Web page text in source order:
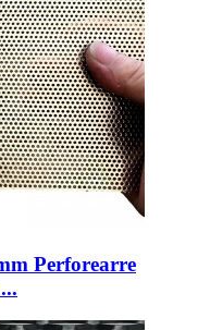
Perforearre